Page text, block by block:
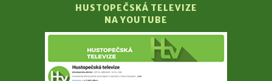
HUSTOPEČSKÁ TELEVIZE
NA YOUTUBE